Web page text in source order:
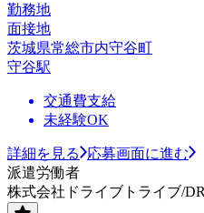
勤務地
面接地
茨城県常総市内守谷町
守谷駅
交通費支給
未経験OK
詳細を見る
応募画面に進む
派遣労働者
株式会社ドライブトライブ/